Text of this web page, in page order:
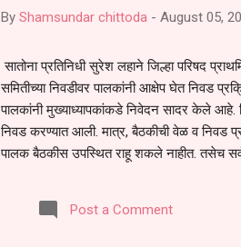
By Shamsundar chittoda - August 05,
सातोना प्रतिनिधी सुरेश लहाने जिल्हा परिषद
समितीच्या निवडीवर पालकांनी आक्षेप घेत निवड
पालकांनी मुख्याध्यापकांकडे निवेदन सादर केले
निवड करण्यात आली. मात्र, बैठकीची वेळ व निवड
पालक बैठकीस उपस्थित राहू शकले नाहीत. तसेच सर्व
समितीची फेरनिवडणूक घेण्यात यावी, अशी मागणी
जालना तसेच तालुका शिक्षण अधिकारी, परतूर
Post a Comment